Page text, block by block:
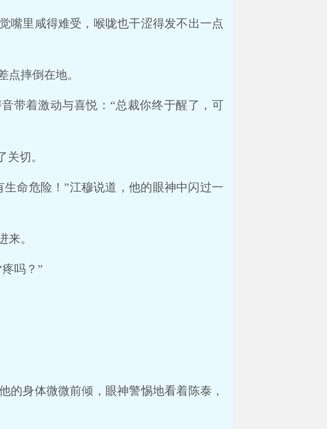
嘴里咸得难受，喉咙也干涩得发不出一点
点摔倒在地。
带着激动与喜悦：“总裁你终于醒了，可
切。
命危险！”江穆说道，他的眼神中闪过一
来。
吗？”
的身体微微前倾，眼神警惕地看着陈泰，